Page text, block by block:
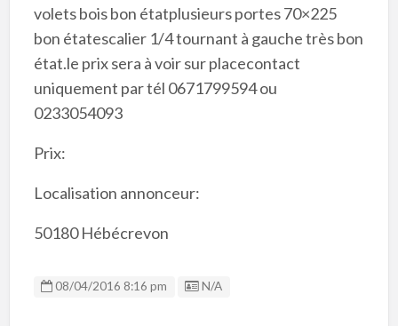
volets bois bon étatplusieurs portes 70×225
bon étatescalier 1/4 tournant à gauche très bon
état.le prix sera à voir sur placecontact
uniquement par tél 0671799594 ou
0233054093
Prix:
Localisation annonceur:
50180 Hébécrevon
08/04/2016 8:16 pm Listing ID
N/A